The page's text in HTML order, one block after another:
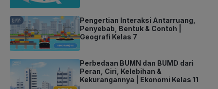
Pengertian Interaksi Antarruang,
Penyebab, Bentuk & Contoh |
Geografi Kelas 7
Perbedaan BUMN dan BUMD dari
Peran, Ciri, Kelebihan &
Kekurangannya | Ekonomi Kelas 11